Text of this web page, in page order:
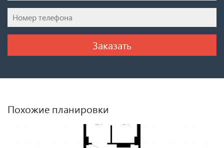
Похожие планировки